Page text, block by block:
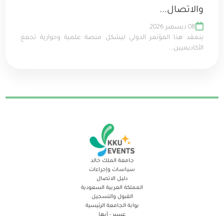
والاتصال...
08 ديسمبر 2026
ينعقد هذا المؤتمر الدولي ليشكل منصة علمية وحوارية تجمع
الأكاديميين...
جامعة الملك خالد
سياسات وإجراءات
دليل الاتصال
المملكة العربية السعودية
القبول والتسجيل
بوابة الجامعة الرئيسية
عسير - أبها